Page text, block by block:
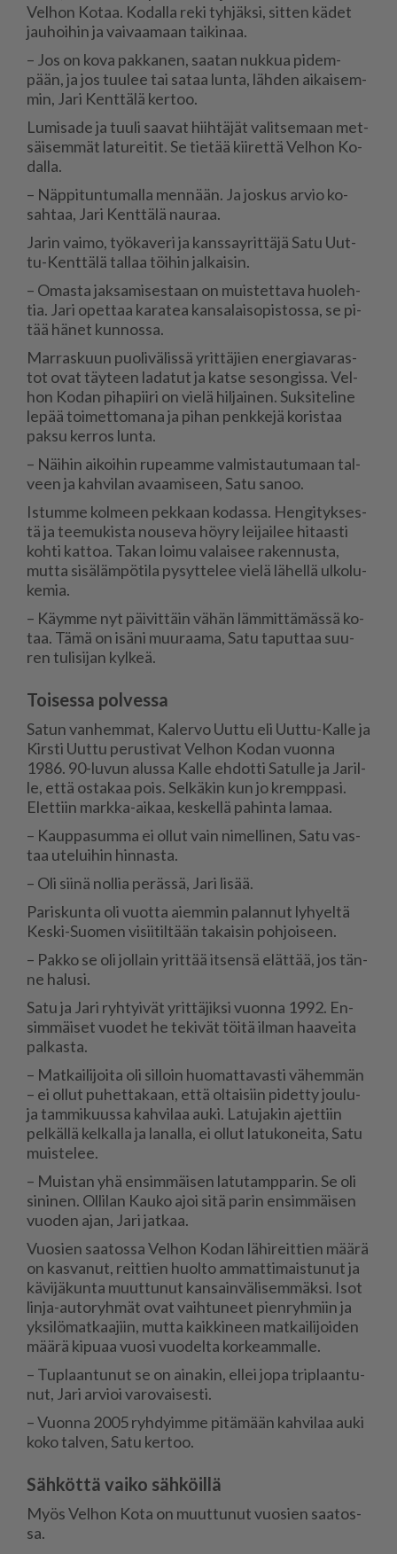
Vel­hon Ko­taa. Ko­dal­la reki tyh­jäk­si, sit­ten kä­det
jau­hoi­hin ja vai­vaa­maan tai­ki­naa.
– Jos on kova pak­ka­nen, saa­tan nuk­kua pi­dem­
pään, ja jos tuu­lee tai sa­taa lun­ta, läh­den ai­kai­sem­
min, Jari Kent­tä­lä ker­too.
Lu­mi­sa­de ja tuu­li saa­vat hiih­tä­jät va­lit­se­maan met­
säi­sem­mät la­tu­rei­tit. Se tie­tää kii­ret­tä Vel­hon Ko­
dal­la.
– Näp­pi­tun­tu­mal­la men­nään. Ja jos­kus ar­vio ko­
sah­taa, Jari Kent­tä­lä nau­raa.
Ja­rin vai­mo, työ­ka­ve­ri ja kans­sa­y­rit­tä­jä Satu Uut­
tu-Kent­tä­lä tal­laa töi­hin jal­kai­sin.
– Omas­ta jak­sa­mi­ses­taan on muis­tet­ta­va huo­leh­
tia. Jari opet­taa ka­ra­tea kan­sa­lai­so­pis­tos­sa, se pi­
tää hä­net kun­nos­sa.
Mar­ras­kuun puo­li­vä­lis­sä yrit­tä­jien ener­gi­a­va­ras­
tot ovat täy­teen la­da­tut ja kat­se se­son­gis­sa. Vel­
hon Ko­dan pi­ha­pii­ri on vie­lä hil­jai­nen. Suk­si­te­li­ne
le­pää toi­met­to­ma­na ja pi­han penk­ke­jä ko­ris­taa
pak­su ker­ros lun­ta.
– Näi­hin ai­koi­hin ru­pe­am­me val­mis­tau­tu­maan tal­
veen ja kah­vi­lan avaa­mi­seen, Satu sa­noo.
Is­tum­me kol­meen pek­kaan ko­das­sa. Hen­gi­tyk­ses­
tä ja tee­mu­kis­ta nou­se­va höy­ry lei­jai­lee hi­taas­ti
koh­ti kat­toa. Ta­kan loi­mu va­lai­see ra­ken­nus­ta,
mut­ta si­sä­läm­pö­ti­la py­syt­te­lee vie­lä lä­hel­lä ul­ko­lu­
ke­mia.
– Käym­me nyt päi­vit­täin vä­hän läm­mit­tä­mäs­sä ko­
taa. Tämä on isä­ni muu­raa­ma, Satu ta­put­taa suu­
ren tu­li­si­jan kyl­keä.
Toisessa polvessa
Sa­tun van­hem­mat, Ka­ler­vo Uut­tu eli Uut­tu-Kal­le ja
Kirs­ti Uut­tu pe­rus­ti­vat Vel­hon Ko­dan vuon­na
1986. 90-lu­vun alus­sa Kal­le eh­dot­ti Sa­tul­le ja Ja­ril­
le, et­tä os­ta­kaa pois. Sel­kä­kin kun jo kremp­pa­si.
Elet­tiin mark­ka-ai­kaa, kes­kel­lä pa­hin­ta la­maa.
– Kaup­pa­sum­ma ei ol­lut vain ni­mel­li­nen, Satu vas­
taa ute­lui­hin hin­nas­ta.
– Oli sii­nä nol­lia pe­räs­sä, Jari li­sää.
Pa­ris­kun­ta oli vuot­ta ai­em­min pa­lan­nut ly­hy­el­tä
Kes­ki-Suo­men vi­sii­til­tään ta­kai­sin poh­joi­seen.
– Pak­ko se oli jol­lain yrit­tää it­sen­sä elät­tää, jos tän­
ne ha­lu­si.
Satu ja Jari ryh­tyi­vät yrit­tä­jik­si vuon­na 1992. En­
sim­mäi­set vuo­det he te­ki­vät töi­tä il­man haa­vei­ta
pal­kas­ta.
– Mat­kai­li­joi­ta oli sil­loin huo­mat­ta­vas­ti vä­hem­män
– ei ol­lut pu­het­ta­kaan, et­tä ol­tai­siin pi­det­ty jou­lu-
ja tam­mi­kuus­sa kah­vi­laa au­ki. La­tu­ja­kin ajet­tiin
pel­käl­lä kel­kal­la ja la­nal­la, ei ol­lut la­tu­ko­nei­ta, Satu
muis­te­lee.
– Muis­tan yhä en­sim­mäi­sen la­tu­tamp­pa­rin. Se oli
si­ni­nen. Ol­li­lan Kau­ko ajoi sitä pa­rin en­sim­mäi­sen
vuo­den ajan, Jari jat­kaa.
Vuo­sien saa­tos­sa Vel­hon Ko­dan lä­hi­reit­tien mää­rä
on kas­va­nut, reit­tien huol­to am­mat­ti­mais­tu­nut ja
kä­vi­jä­kun­ta muut­tu­nut kan­sain­vä­li­sem­mäk­si. Isot
lin­ja-au­to­ryh­mät ovat vaih­tu­neet pien­ryh­miin ja
yk­si­lö­mat­kaa­jiin, mut­ta kaik­ki­neen mat­kai­li­joi­den
mää­rä ki­pu­aa vuo­si vuo­del­ta kor­ke­am­mal­le.
– Tup­laan­tu­nut se on ai­na­kin, el­lei jopa trip­laan­tu­
nut, Jari ar­vi­oi va­ro­vai­ses­ti.
– Vuon­na 2005 ryh­dyim­me pi­tä­mään kah­vi­laa au­ki
koko tal­ven, Satu ker­too.
Sähköttä vaiko sähköillä
Myös Vel­hon Kota on muut­tu­nut vuo­sien saa­tos­
sa.